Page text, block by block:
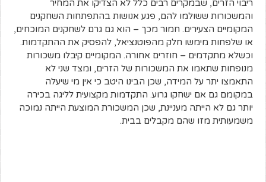
ריבוי הזרים, שבמקרים רבים כלל לא הצדיקו את המחיר
והמשכורות ששולמו להם, פגע אנושות בהתפתחות השחקנים
המקומיים הצעירים. חמור מכך – הוא גם גרם לשחקנים המוכחים,
או שלפחות מימשו חלק מהפוטנציאל, להפסיק את ההתקדמות.
וכשלא מתקדמים – חוזרים אחורה. המקומיים קיבלו משכורות
מנופחות שתאמו את המשכורות של הזרים, ומצד שני לא
התאמצו יתר על המידה, שכן הבינו היטב כי אין מי שיעלה
במקומם גם אם ישחקו גרוע. התקדמות מקצועית לליגה בכירה
יותר גם לא הייתה מעניינת, שכן המשכורת המוצעת הייתה נמוכה
משמעותית מזו שהם מקבלים בבית.